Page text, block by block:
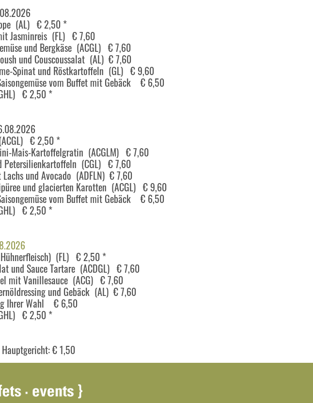
(AL) € 2,50 *
Jasminreis (FL) € 7,60
und Bergkäse (ACGL) € 7,60
und Couscoussalat (AL) € 7,60
Spinat und Röstkartoffeln (GL) € 9,60
vom Buffet mit Gebäck € 6,50
€ 2,50 *
€ 2,50 *
Mais-Kartoffelgratin (ACGLM) € 7,60
Petersilienkartoffeln (CGL) € 7,60
und Avocado (ADFLN) € 7,60
und glacierten Karotten (ACGL) € 9,60
vom Buffet mit Gebäck € 6,50
€ 2,50 *
Hühnerfleisch) (FL) € 2,50 *
und Sauce Tartare (ACDGL) € 7,60
mit Vanillesauce (ACG) € 7,60
und Gebäck (AL) € 7,60
Ihrer Wahl € 6,50
€ 2,50 *
€ 1,50